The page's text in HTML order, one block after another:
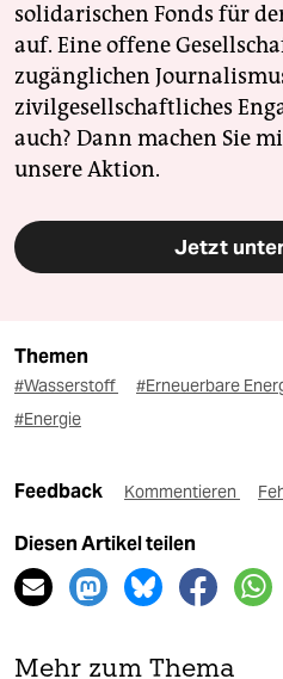
solidarischen Fonds für
auf. Eine offene
zugänglichen
zivilgesellschaftliches
auch? Dann machen Sie
unsere Aktion.
Jetzt
Themen
#Wasserstoff #Erneuerbare
#Energie
Feedback Kommentieren
Diesen Artikel teilen
Mehr zum Thema